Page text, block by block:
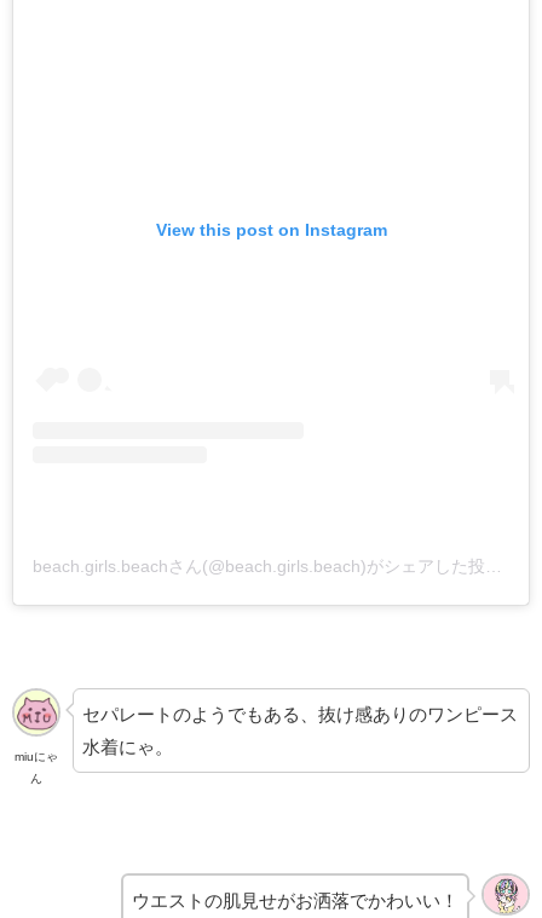
View this post on Instagram
miuにゃ
ん
セパレートのようでもある、抜け感ありのワンピース
水着にゃ。
ウエストの肌見せがお洒落でかわいい！